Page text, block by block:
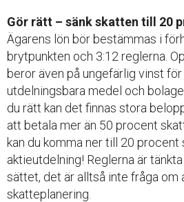
Gör rätt – sänk skatten till 20
Ägarens lön bör bestämmas i
brytpunkten och 3:12 reglerna.
beror även på ungefärlig vinst
utdelningsbara medel och
du rätt kan det finnas stora
att betala mer än 50 procent
kan du komma ner till 20 procent
aktieutdelning! Reglerna är
sättet, det är alltså inte fråga om
skatteplanering.